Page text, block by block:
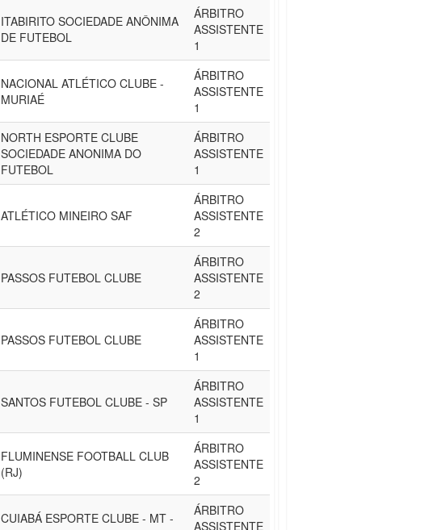
ITABIRITO SOCIEDADE ANÔNIMA
DE FUTEBOL
ÁRBITRO
ASSISTENTE
1
NACIONAL ATLÉTICO CLUBE -
MURIAÉ
ÁRBITRO
ASSISTENTE
1
NORTH ESPORTE CLUBE
SOCIEDADE ANONIMA DO
FUTEBOL
ÁRBITRO
ASSISTENTE
1
ATLÉTICO MINEIRO SAF
ÁRBITRO
ASSISTENTE
2
PASSOS FUTEBOL CLUBE
ÁRBITRO
ASSISTENTE
2
PASSOS FUTEBOL CLUBE
ÁRBITRO
ASSISTENTE
1
SANTOS FUTEBOL CLUBE - SP
ÁRBITRO
ASSISTENTE
1
FLUMINENSE FOOTBALL CLUB
(RJ)
ÁRBITRO
ASSISTENTE
2
CUIABÁ ESPORTE CLUBE - MT -
ÁRBITRO
ASSISTENTE